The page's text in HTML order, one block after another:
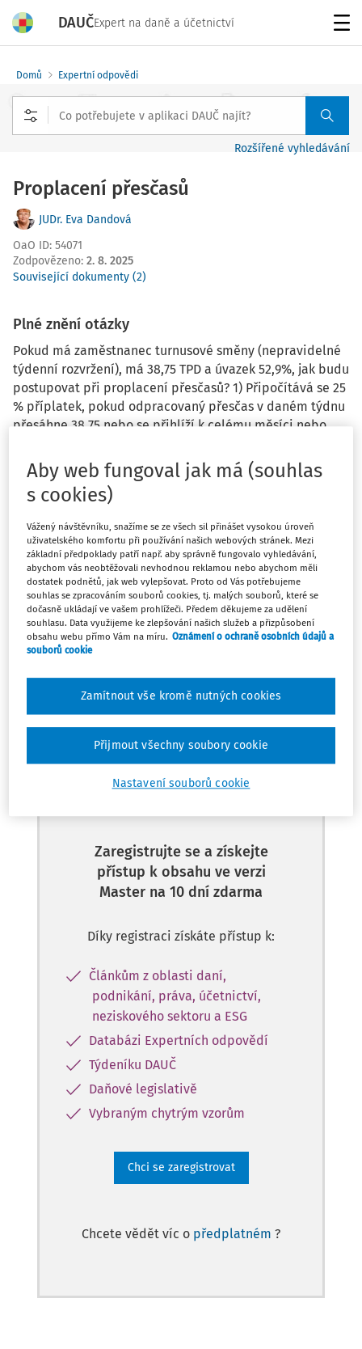
DAUČExpert na daně a účetnictví
Domů Expertní odpovědi
Rozšířené vyhledávání
Proplacení přesčasů
JUDr. Eva Dandová
OaO ID: 54071
Zodpovězeno: 2. 8. 2025
Související dokumenty (2)
Plné znění otázky
Pokud má zaměstnanec turnusové směny (nepravidelné
týdenní rozvržení), má 38,75 TPD a úvazek 52,9%, jak budu
postupovat při proplacení přesčasů? 1) Připočítává se 25
% příplatek, pokud odpracovaný přesčas v daném týdnu
přesáhne 38,75 nebo se přihlíží k celému měsíci nebo
možnost volby? V případě celého vyrovnávacího období
(6měsíců) a proplacení přesčasů za celé vyrovnávací
období se přihlíží nějak k příplatkům za přesčasy - opět
Odpověď
Tento dokument je jen pro
předplatitele
Zaregistrujte se a získejte
přístup k obsahu ve verzi
Master na 10 dní zdarma
Díky registraci získáte přístup k:
Článkům z oblasti daní,
podnikání, práva, účetnictví,
neziskového sektoru a ESG
Databázi Expertních odpovědí
Týdeníku DAUČ
Daňové legislativě
Vybraným chytrým vzorům
Chci se zaregistrovat
Chcete vědět víc o předplatném ?
Aby web fungoval jak má (souhlas
s cookies)
Vážený návštěvníku, snažíme se ze všech sil přinášet vysokou úroveň
uživatelského komfortu při používání našich webových stránek. Mezi
základní předpoklady patří např. aby správně fungovalo vyhledávání,
abychom vás neobtěžovali nevhodnou reklamou nebo abychom měli
dostatek podnětů, jak web vylepšovat. Proto od Vás potřebujeme
souhlas se zpracováním souborů cookies, tj. malých souborů, které se
dočasně ukládají ve vašem prohlížeči. Předem děkujeme za udělení
souhlasu. Data využijeme ke zlepšování našich služeb a přizpůsobení
obsahu webu přímo Vám na míru. Oznámení o ochraně osobních údajů a
souborů cookie
Nastavení souborů cookie
Zamítnout vše kromě nutných cookies
Přijmout všechny soubory cookie